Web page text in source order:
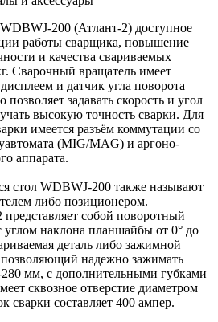
200 (Атлант-2) доступное
работы сварщика, повышение
и качества свариваемых
Сварочный вращатель имеет
и датчик угла поворота
позволяет задавать скорость и угол
высокую точность сварки. Для
имеется разъём коммутации со
(MIG/MAG) и аргоно-
аппарата.
стол WDBWJ-200 также называют
либо позиционером.
собой поворотный
наклона планшайбы от 0° до
деталь либо зажимной
надежно зажимать
280 мм, с дополнительными губками
сквозное отверстие диаметром
составляет 400 ампер.